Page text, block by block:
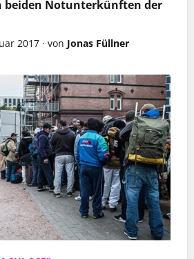
beiden Notunterkünften der
2017 · von Jonas Füllner